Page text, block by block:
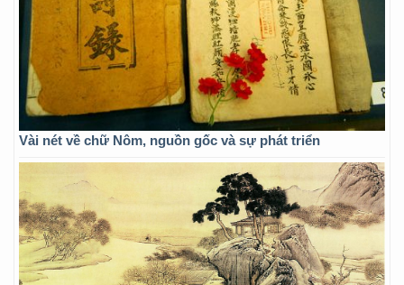
Vài nét về chữ Nôm, nguồn gốc và sự phát triển